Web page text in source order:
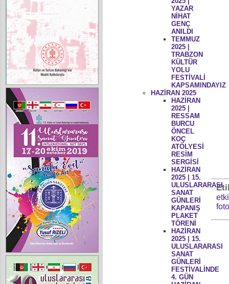
YAZAR
NİHAT
GENÇ
ANILDI
TEMMUZ
2025 |
TRABZON
KÜLTÜR
YOLU
FESTİVALİ
KAPSAMINDAYIZ
HAZİRAN 2025
HAZİRAN
2025 |
RESSAM
BURCU
ÖNCEL
KOÇ
ATÖLYESİ
RESİM
SERGİSİ
HAZİRAN
2025 | 15.
ULUSLARARASI
SANAT
GÜNLERİ
KAPANIŞ
PLAKET
TÖRENİ
HAZİRAN
2025 | 15.
ULUSLARARASI
SANAT
GÜNLERİ
FESTİVALİNDE
4. GÜN